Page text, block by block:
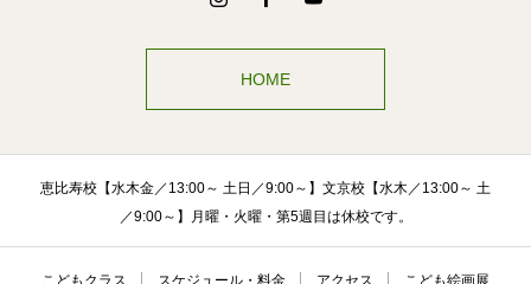
HOME
恵比寿校【水木金／13:00～ 土日／9:00～】文京校【水木／13:00～ 土
／9:00～】月曜・火曜・第5週目は休校です。
こどもクラス スケジュール・料金 アクセス こども絵画展